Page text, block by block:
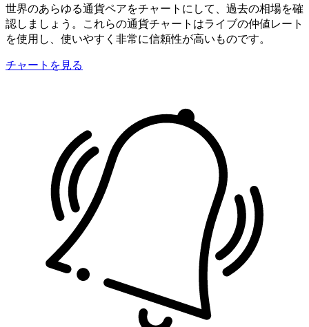
世界のあらゆる通貨ペアをチャートにして、過去の相場を確
認しましょう。これらの通貨チャートはライブの仲値レート
を使用し、使いやすく非常に信頼性が高いものです。
チャートを見る